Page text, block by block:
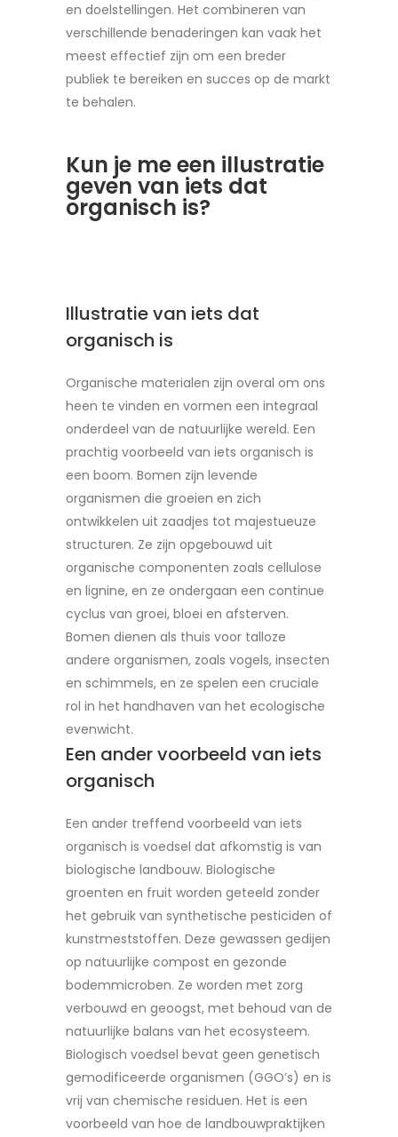
en doelstellingen. Het combineren van
verschillende benaderingen kan vaak het
meest effectief zijn om een breder
publiek te bereiken en succes op de markt
te behalen.
Kun je me een illustratie
geven van iets dat
organisch is?
Illustratie van iets dat
organisch is
Organische materialen zijn overal om ons
heen te vinden en vormen een integraal
onderdeel van de natuurlijke wereld. Een
prachtig voorbeeld van iets organisch is
een boom. Bomen zijn levende
organismen die groeien en zich
ontwikkelen uit zaadjes tot majestueuze
structuren. Ze zijn opgebouwd uit
organische componenten zoals cellulose
en lignine, en ze ondergaan een continue
cyclus van groei, bloei en afsterven.
Bomen dienen als thuis voor talloze
andere organismen, zoals vogels, insecten
en schimmels, en ze spelen een cruciale
rol in het handhaven van het ecologische
evenwicht.
Een ander voorbeeld van iets
organisch
Een ander treffend voorbeeld van iets
organisch is voedsel dat afkomstig is van
biologische landbouw. Biologische
groenten en fruit worden geteeld zonder
het gebruik van synthetische pesticiden of
kunstmeststoffen. Deze gewassen gedijen
op natuurlijke compost en gezonde
bodemmicroben. Ze worden met zorg
verbouwd en geoogst, met behoud van de
natuurlijke balans van het ecosysteem.
Biologisch voedsel bevat geen genetisch
gemodificeerde organismen (GGO’s) en is
vrij van chemische residuen. Het is een
voorbeeld van hoe de landbouwpraktijken